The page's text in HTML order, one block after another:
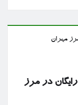
در مرز